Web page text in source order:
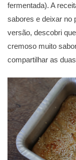
fermentada). A
sabores e deixar no
versão, descobri
cremoso muito
compartilhar as